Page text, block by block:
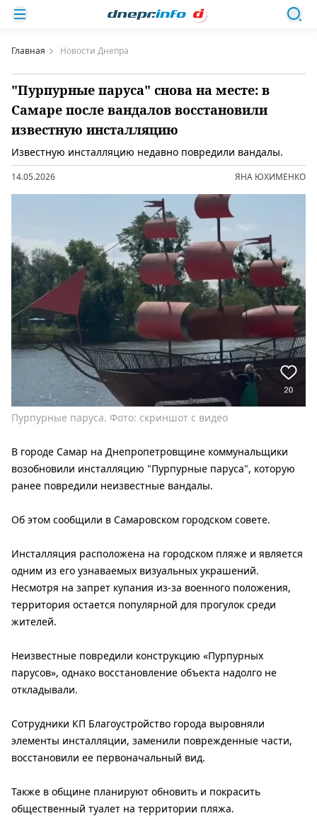
Главная Новости Днепра
"Пурпурные паруса" снова на месте: в
Самаре после вандалов восстановили
известную инсталляцию
Известную инсталляцию недавно повредили вандалы.
14.05.2026 ЯНА ЮХИМЕНКО
Пурпурные паруса. Фото: скриншот с видео
В городе Самар на Днепропетровщине коммунальщики
возобновили инсталляцию "Пурпурные паруса", которую
ранее повредили неизвестные вандалы.
Об этом сообщили в Самаровском городском совете.
Инсталляция расположена на городском пляже и является
одним из его узнаваемых визуальных украшений.
Несмотря на запрет купания из-за военного положения,
территория остается популярной для прогулок среди
жителей.
Неизвестные повредили конструкцию «Пурпурных
парусов», однако восстановление объекта надолго не
откладывали.
Сотрудники КП Благоустройство города выровняли
элементы инсталляции, заменили поврежденные части,
восстановили ее первоначальный вид.
Также в общине планируют обновить и покрасить
общественный туалет на территории пляжа.